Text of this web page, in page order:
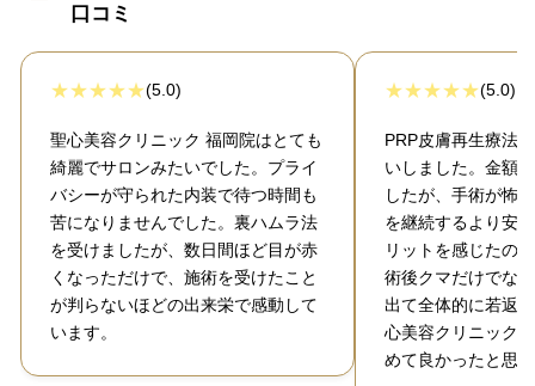
口コミ
(5.0)
聖心美容クリニック 福岡院はとても
綺麗でサロンみたいでした。プライ
バシーが守られた内装で待つ時間も
苦になりませんでした。裏ハムラ法
を受けましたが、数日間ほど目が赤
くなっただけで、施術を受けたこと
が判らないほどの出来栄で感動して
います。
(5.0)
PRP皮膚再生療法
いしました。金額
したが、手術が怖
を継続するより安
リットを感じたの
術後クマだけでな
出て全体的に若返
心美容クリニック
めて良かったと思